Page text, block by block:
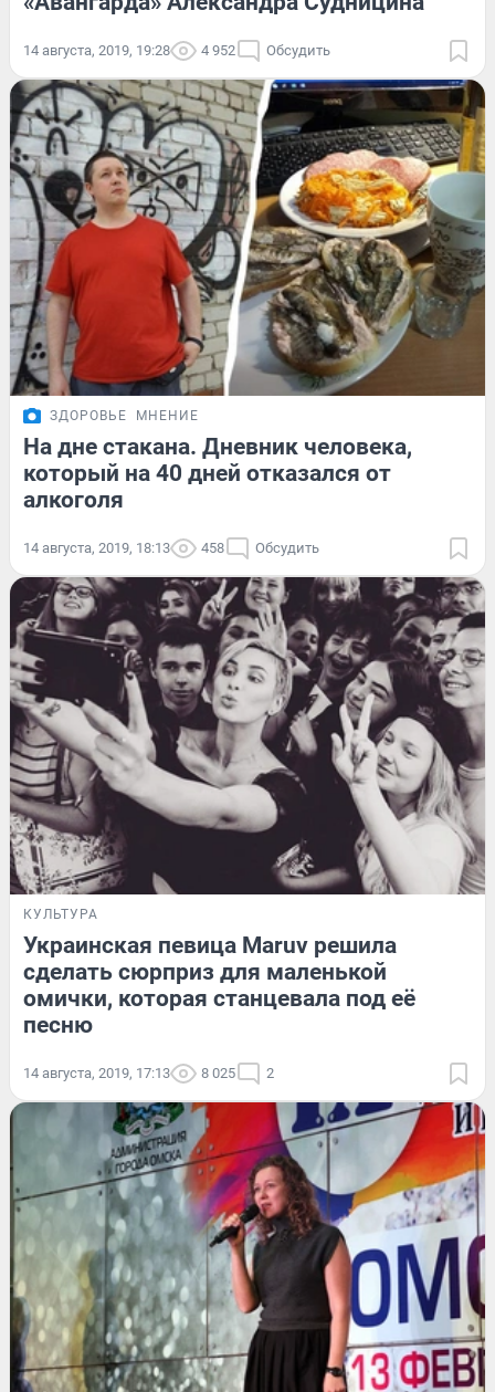
14 августа, 2019, 19:28 4 952 Обсудить
ЗДОРОВЬЕ МНЕНИЕ
На дне стакана. Дневник человека,
который на 40 дней отказался от
алкоголя
14 августа, 2019, 18:13 458 Обсудить
КУЛЬТУРА
Украинская певица Maruv решила
сделать сюрприз для маленькой
омички, которая станцевала под её
песню
14 августа, 2019, 17:13 8 025 2